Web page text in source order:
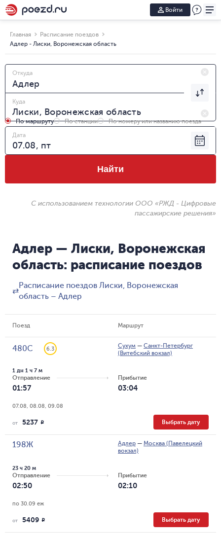
Войти
Главная
Расписание поездов
Адлер - Лиски, Воронежская область
Откуда
Куда
По маршруту По станции
По номеру или названию поезда
Дата
Найти
С использованием технологии ООО «РЖД - Цифровые
пассажирские решения»
Адлер — Лиски, Воронежская
область: расписание поездов
⇄
Расписание поездов Лиски, Воронежская
область – Адлер
Поезд Маршрут
480С 6.3 Сухум — Санкт-Петербург
(Витебский вокзал)
Отправление
01:57
1 дн 1 ч 7 м
Прибытие
03:04
07.08, 08.08, 09.08
от 5237 R Выбрать дату
198Ж Адлер — Москва (Павелецкий
вокзал)
Отправление
02:50
23 ч 20 м
Прибытие
02:10
по 30.09 еж
от 5409 R Выбрать дату